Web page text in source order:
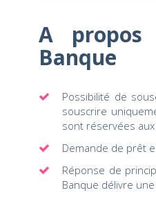
A propos
Banque
Possibilité de
souscrire
sont réservées
Demande de prêt
Réponse de
Banque délivre